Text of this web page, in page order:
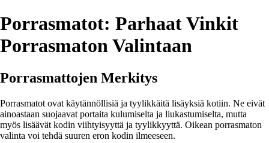
Porrasmatot: Parhaat Vinkit
Porrasmaton Valintaan
Porrasmattojen Merkitys
Porrasmatot ovat käytännöllisiä ja tyylikkäitä lisäyksiä kotiin. Ne eivät
ainoastaan suojaavat portaita kulumiselta ja liukastumiselta, mutta
myös lisäävät kodin viihtyisyyttä ja tyylikkyyttä. Oikean porrasmaton
valinta voi tehdä suuren eron kodin ilmeeseen.